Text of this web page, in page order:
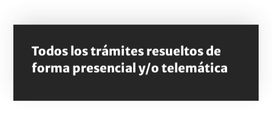
Todos los trámites resueltos de
forma presencial y/o telemática